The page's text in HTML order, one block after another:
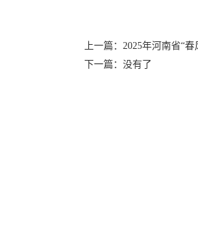
上一篇：2025年河南省“
下一篇：没有了